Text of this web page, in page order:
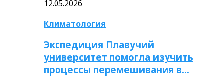
12.05.2026
Климатология
Экспедиция Плавучий
университет помогла изучить
процессы перемешивания в…